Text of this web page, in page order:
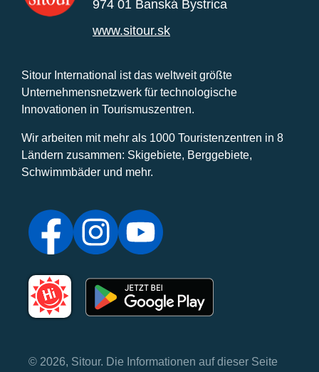
974 01 Banská Bystrica
www.sitour.sk
Sitour International ist das weltweit größte
Unternehmensnetzwerk für technologische
Innovationen in Tourismuszentren.
Wir arbeiten mit mehr als 1000 Touristenzentren in 8
Ländern zusammen: Skigebiete, Berggebiete,
Schwimmbäder und mehr.
© 2026, Sitour. Die Informationen auf dieser Seite